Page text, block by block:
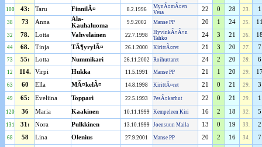
100 43: Taru FinnilÃ¤ 8.2.1996
MynÃ¤mÃ¤en
Vesa
22 0 28 23. 1
38 73 Anna
Ala-
Kauhaluoma
9.9.2002 Manse PP 20 1 24 25.
32 78. Lotta Vahvelainen 22.7.1998
HyvinkÃ¤Ã¤n
Tahko
24 3 21 26.
44 68. Tinja TÃ¶yrylÃ¤ 26.1.2000 KirittÃ¤ret 21 3 20 27. 7
73 55: Lotta Nummikari 26.11.2002 Roihuttaret 24 2 20 28. 6
12 114. Virpi Hukka 11.5.1991 Manse PP 21 1 20 29.
63 60 Ella MÃ¤kelÃ¤ 14.8.1998 KirittÃ¤ret 21 0 21 29. 3
49 65: Eveliina Toppari 22.5.1993 PesÃ¤karhut 22 0 21 29. 1
120 36 Maria Kaakinen 10.11.1999 Kempeleen Kiri 16 2 18 32. 5
131 31: Nora Pulkkinen 13.10.1999 Joensuun Maila 13 0 19 33. 2
68 58 Lina Olenius 27.9.2001 Manse PP 20 2 16 34. 7